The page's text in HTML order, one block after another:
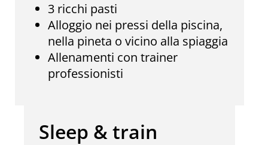
3 ricchi pasti
Alloggio nei pressi della piscina,
nella pineta o vicino alla spiaggia
Allenamenti con trainer
professionisti
Sleep & train